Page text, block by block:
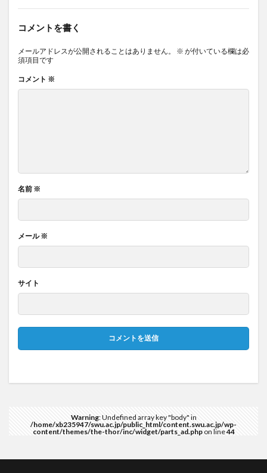
コメントを書く
メールアドレスが公開されることはありません。 ※ が付いている欄は必
須項目です
コメント ※
名前 ※
メール※
サイト
Warning: Undefined array key "body" in
/home/xb235947/swu.ac.jp/public_html/content.swu.ac.jp/wp-
content/themes/the-thor/inc/widget/parts_ad.phpon line44